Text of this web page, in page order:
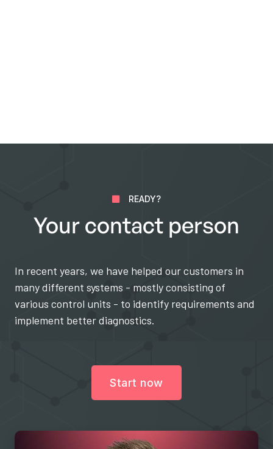
READY?
Your contact person
In recent years, we have helped our customers in
many different systems - mostly consisting of
various control units - to identify requirements and
implement better diagnostics.
Start now